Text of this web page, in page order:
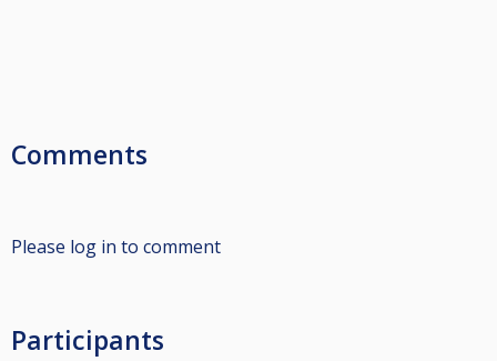
Comments
Please log in to comment
Participants